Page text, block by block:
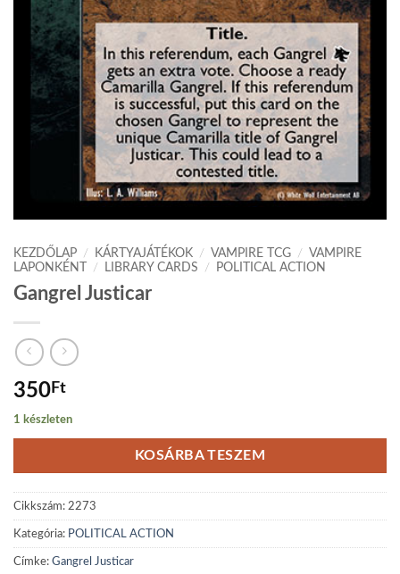
KEZDŐLAP / KÁRTYAJÁTÉKOK / VAMPIRE TCG /
VAMPIRE
LAPONKÉNT
/ LIBRARY CARDS / POLITICAL ACTION
Gangrel Justicar
350Ft
1 készleten
KOSÁRBA TESZEM
Cikkszám: 2273
Kategória: POLITICAL ACTION
Címke: Gangrel Justicar